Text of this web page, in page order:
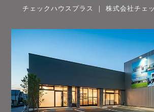
チェックハウスプラス ｜ 株式会社チェ